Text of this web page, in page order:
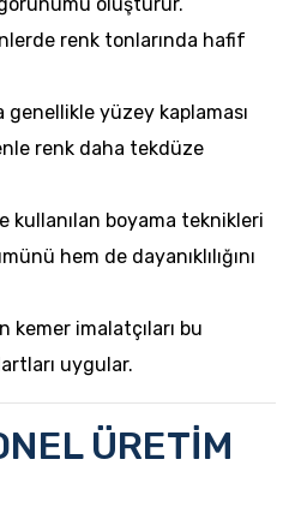
renk tonlarında hafif
yüzey kaplaması
renk daha tekdüze
kullanılan boyama teknikleri
hem de dayanıklılığını
kemer imalatçıları bu
uygular.
ÜRETİM